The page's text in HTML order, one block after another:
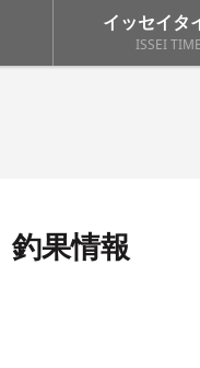
イッセイタ
ISSEI
釣果情報